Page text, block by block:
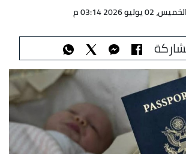
الخميس، 02 يوليو 2026 03:14 م